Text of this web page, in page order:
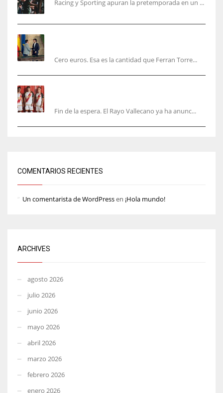
Racing y Sporting apuran la pretemporada en un ...
Cero euros. Esa es la cantidad que Ferran Torre...
Fin de la espera. El Rayo Vallecano ya ha anunc...
COMENTARIOS RECIENTES
Un comentarista de WordPressen ¡Hola mundo!
ARCHIVES
agosto 2026
julio 2026
junio 2026
mayo 2026
abril 2026
marzo 2026
febrero 2026
enero 2026